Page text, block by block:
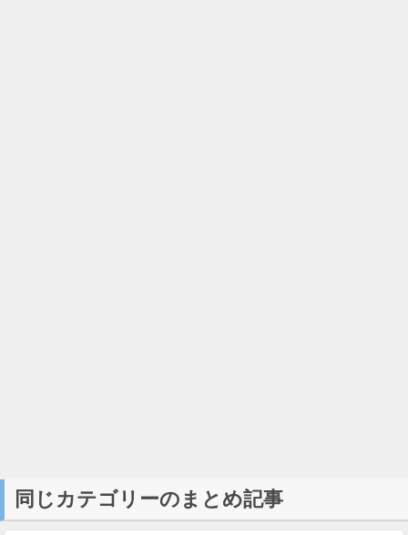
同じカテゴリーのまとめ記事